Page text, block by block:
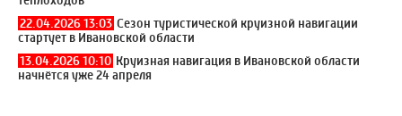
22.04.2026 13:03 Сезон туристической круизной навигации
стартует в Ивановской области
13.04.2026 10:10 Круизная навигация в Ивановской области
начнётся уже 24 апреля